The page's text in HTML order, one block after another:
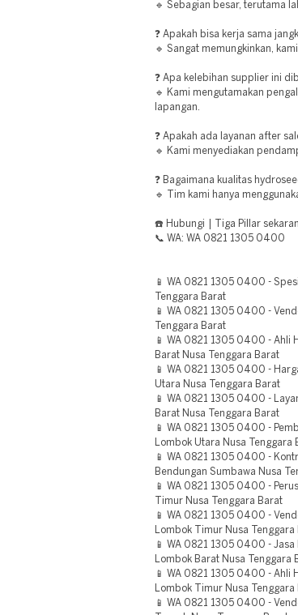
🔹 Sebagian besar, terutama
❓ Apakah bisa kerja sama
🔹 Sangat memungkinkan,
❓ Apa kelebihan supplier ini
🔹 Kami mengutamakan
lapangan.
❓ Apakah ada layanan after
🔹 Kami menyediakan
❓ Bagaimana kualitas
🔹 Tim kami hanya
☎️ Hubungi | Tiga Pillar
📞 WA: WA 0821 1305 0400
📱 WA 0821 1305 0400 -
Tenggara Barat
📱 WA 0821 1305 0400 -
Tenggara Barat
📱 WA 0821 1305 0400 - Ahli
Barat Nusa Tenggara Barat
📱 WA 0821 1305 0400 -
Utara Nusa Tenggara Barat
📱 WA 0821 1305 0400 -
Barat Nusa Tenggara Barat
📱 WA 0821 1305 0400 -
Lombok Utara Nusa Tenggara
📱 WA 0821 1305 0400 -
Bendungan Sumbawa Nusa
📱 WA 0821 1305 0400 -
Timur Nusa Tenggara Barat
📱 WA 0821 1305 0400 -
Lombok Timur Nusa Tenggara
📱 WA 0821 1305 0400 -
Lombok Barat Nusa Tenggara
📱 WA 0821 1305 0400 - Ahli
Lombok Timur Nusa Tenggara
📱 WA 0821 1305 0400 -